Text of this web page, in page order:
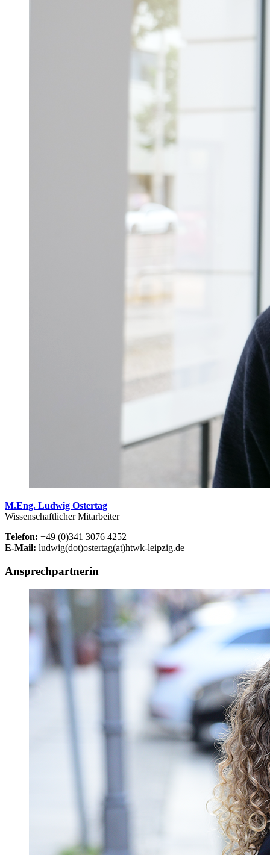
M.Eng. Ludwig Ostertag
Wissenschaftlicher Mitarbeiter
Telefon: +49 (0)341 3076 4252
E-Mail: ludwig(dot)ostertag(at)htwk-leipzig.de
Ansprechpartnerin